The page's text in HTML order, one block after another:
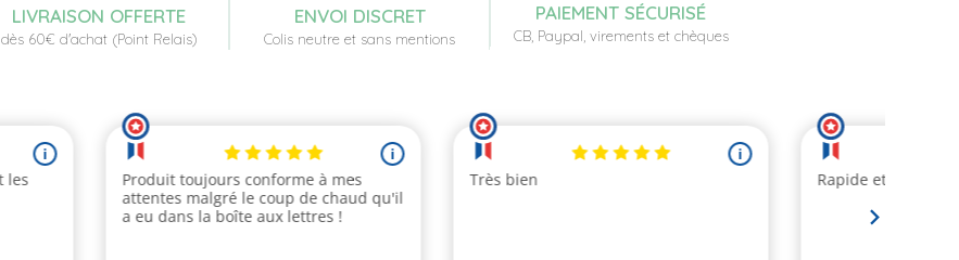
LIVRAISON OFFERTE
dès 60€ d'achat (Point Relais)
ENVOI DISCRET
Colis neutre et sans mentions
PAIEMENT SÉCURISÉ
CB, Paypal, virements et chèques